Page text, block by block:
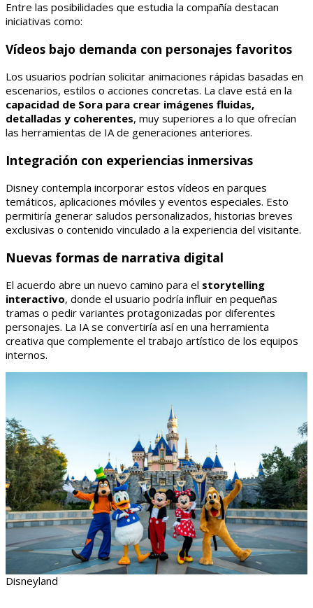
Entre las posibilidades que estudia la compañía destacan
iniciativas como:
Vídeos bajo demanda con personajes favoritos
Los usuarios podrían solicitar animaciones rápidas basadas en
escenarios, estilos o acciones concretas. La clave está en la
capacidad de Sora para crear imágenes fluidas,
detalladas y coherentes, muy superiores a lo que ofrecían
las herramientas de IA de generaciones anteriores.
Integración con experiencias inmersivas
Disney contempla incorporar estos vídeos en parques
temáticos, aplicaciones móviles y eventos especiales. Esto
permitiría generar saludos personalizados, historias breves
exclusivas o contenido vinculado a la experiencia del visitante.
Nuevas formas de narrativa digital
El acuerdo abre un nuevo camino para el storytelling
interactivo, donde el usuario podría influir en pequeñas
tramas o pedir variantes protagonizadas por diferentes
personajes. La IA se convertiría así en una herramienta
creativa que complemente el trabajo artístico de los equipos
internos.
Disneyland